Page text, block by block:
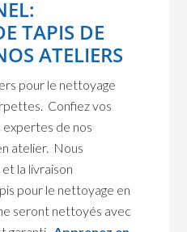
TAPIS DE
ATELIERS
pour le nettoyage
Confiez vos
expertes de nos
atelier. Nous
la livraison
pour le nettoyage en
seront nettoyés avec